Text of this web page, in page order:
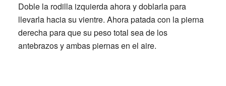
Doble la rodilla izquierda ahora y doblarla para
llevarla hacia su vientre. Ahora patada con la pierna
derecha para que su peso total sea de los
antebrazos y ambas piernas en el aire.